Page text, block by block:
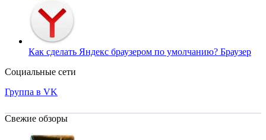
Как сделать Яндекс браузером по умолчанию? Браузер
Социальные сети
Группа в VK
Свежие обзоры